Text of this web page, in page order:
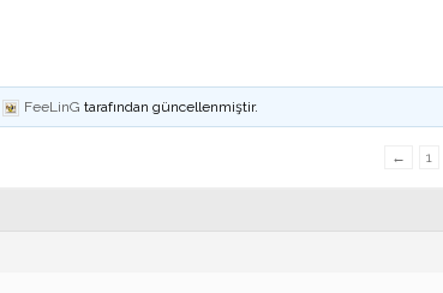
FeeLinG tarafından güncellenmiştir.
← 1